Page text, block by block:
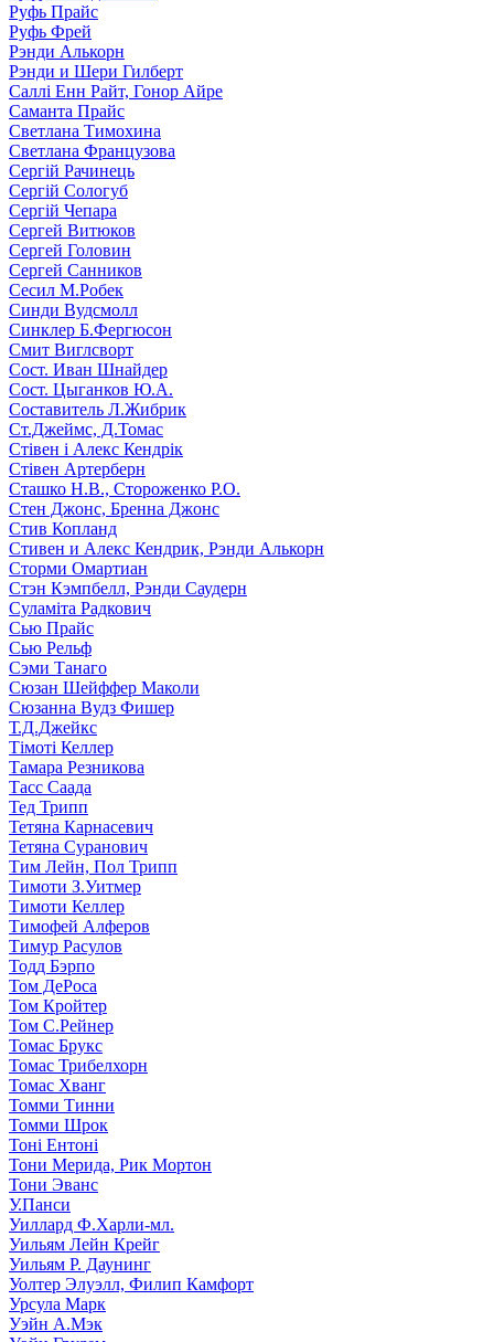
Руфь Прайс
Руфь Фрей
Рэнди Алькорн
Рэнди и Шери Гилберт
Саллі Енн Райт, Гонор Айре
Саманта Прайс
Светлана Тимохина
Светлана Французова
Сергій Рачинець
Сергій Сологуб
Сергій Чепара
Сергей Витюков
Сергей Головин
Сергей Санников
Сесил М.Робек
Синди Вудсмолл
Синклер Б.Фергюсон
Смит Виглсворт
Сост. Иван Шнайдер
Сост. Цыганков Ю.А.
Составитель Л.Жибрик
Ст.Джеймс, Д.Томас
Стівен і Алекс Кендрік
Стівен Артерберн
Сташко Н.В., Стороженко Р.О.
Стен Джонс, Бренна Джонс
Стив Копланд
Стивен и Алекс Кендрик, Рэнди Алькорн
Сторми Омартиан
Стэн Кэмпбелл, Рэнди Саудерн
Суламіта Радкович
Сью Прайс
Сью Рельф
Сэми Танаго
Сюзан Шейффер Маколи
Сюзанна Вудз Фишер
Т.Д.Джейкс
Тімоті Келлер
Тамара Резникова
Тасс Саада
Тед Трипп
Тетяна Карнасевич
Тетяна Суранович
Тим Лейн, Пол Трипп
Тимоти З.Уитмер
Тимоти Келлер
Тимофей Алферов
Тимур Расулов
Тодд Бэрпо
Том ДеРоса
Том Кройтер
Том С.Рейнер
Томас Брукс
Томас Трибелхорн
Томас Хванг
Томми Тинни
Томми Шрок
Тоні Ентоні
Тони Мерида, Рик Мортон
Тони Эванс
У.Панси
Уиллард Ф.Харли-мл.
Уильям Лейн Крейг
Уильям Р. Даунинг
Уолтер Элуэлл, Филип Камфорт
Урсула Марк
Уэйн А.Мэк